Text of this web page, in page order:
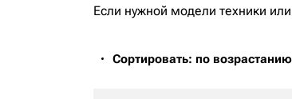
Если нужной модели техники
Сортировать: по